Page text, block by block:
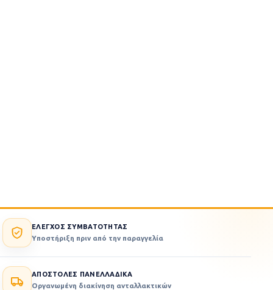
ΕΛΕΓΧΟΣ ΣΥΜΒΑΤΟΤΗΤΑΣ
Υποστήριξη πριν από την παραγγελία
ΑΠΟΣΤΟΛΕΣ ΠΑΝΕΛΛΑΔΙΚΑ
Οργανωμένη διακίνηση ανταλλακτικών